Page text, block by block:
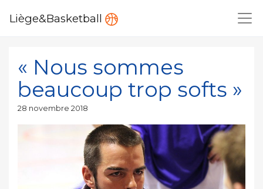
Liège&Basketball
« Nous sommes
beaucoup trop softs »
Publié
28 novembre 2018